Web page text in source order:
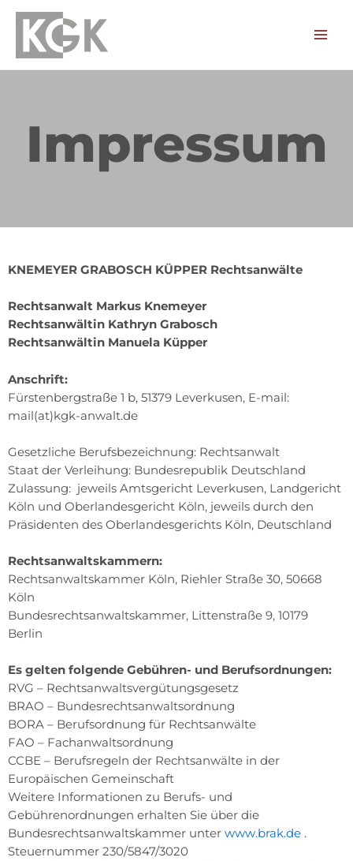
Impressum
KNEMEYER GRABOSCH KÜPPER Rechtsanwälte
Rechtsanwalt Markus Knemeyer
Rechtsanwältin Kathryn Grabosch
Rechtsanwältin Manuela Küpper
Anschrift:
Fürstenbergstraße 1 b, 51379 Leverkusen, E-mail:
mail(at)kgk-anwalt.de
Gesetzliche Berufsbezeichnung: Rechtsanwalt
Staat der Verleihung: Bundesrepublik Deutschland
Zulassung: jeweils Amtsgericht Leverkusen, Landgericht
Köln und Oberlandesgericht Köln, jeweils durch den
Präsidenten des Oberlandesgerichts Köln, Deutschland
Rechtsanwaltskammern:
Rechtsanwaltskammer Köln, Riehler Straße 30, 50668
Köln
Bundesrechtsanwaltskammer, Littenstraße 9, 10179
Berlin
Es gelten folgende Gebühren- und Berufsordnungen:
RVG – Rechtsanwaltsvergütungsgesetz
BRAO – Bundesrechtsanwaltsordnung
BORA – Berufsordnung für Rechtsanwälte
FAO – Fachanwaltsordnung
CCBE – Berufsregeln der Rechtsanwälte in der
Europäischen Gemeinschaft
Weitere Informationen zu Berufs- und
Gebührenordnungen erhalten Sie über die
Bundesrechtsanwaltskammer unter www.brak.de .
Steuernummer 230/5847/3020